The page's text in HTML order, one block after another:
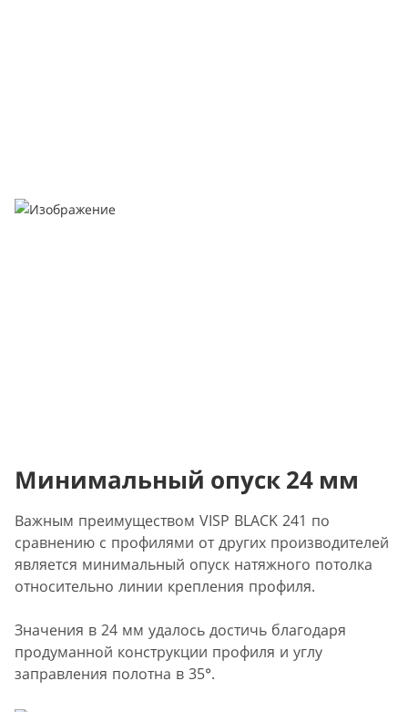
Минимальный опуск 24 мм
Важным преимуществом VISP BLACK 241 по
сравнению с профилями от других производителей
является минимальный опуск натяжного потолка
относительно линии крепления профиля.
Значения в 24 мм удалось достичь благодаря
продуманной конструкции профиля и углу
заправления полотна в 35°.